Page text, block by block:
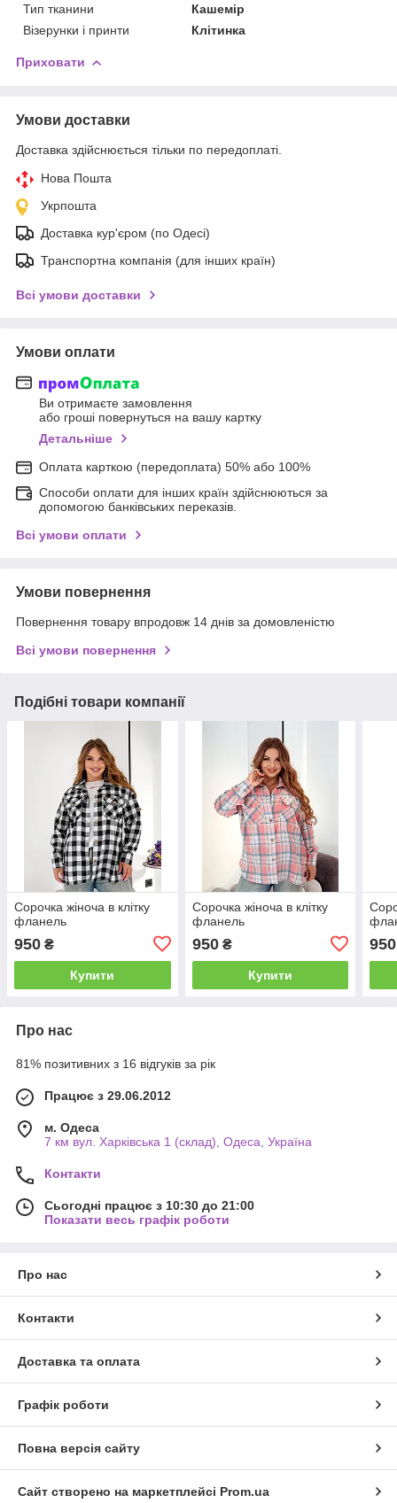
Тип тканини
Кашемір
Візерунки і принти
Клітинка
Приховати
Умови доставки
Доставка здійснюється тільки по передоплаті.
Нова Пошта
Укрпошта
Доставка кур'єром (по Одесі)
Транспортна компанія (для інших країн)
Всі умови доставки
Умови оплати
Ви отримаєте замовлення
або гроші повернуться на вашу картку
Детальніше
Оплата карткою (передоплата) 50% або 100%
Способи оплати для інших країн здійснюються за
допомогою банківських переказів.
Всі умови оплати
Умови повернення
Повернення товару впродовж 14 днів за домовленістю
Всі умови повернення
Подібні товари компанії
Сорочка жіноча в клітку
фланель
950 ₴
Купити
Сорочка жіноча в клітку
фланель
950₴
Купити
950
Про нас
81% позитивних з 16 відгуків за рік
Працює з 29.06.2012
м. Одеса
7 км вул. Харківська 1 (склад), Одеса, Україна
Контакти
Сьогодні працює з 10:30 до 21:00
Показати весь графік роботи
Про нас
Контакти
Доставка та оплата
Графік роботи
Повна версія сайту
Сайт створено на маркетплейсі Prom.ua